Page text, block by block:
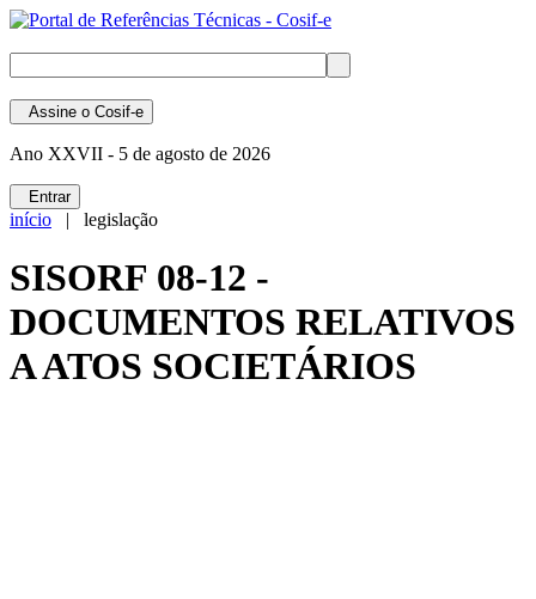
Assine o Cosif-e
Ano XXVII - 5 de agosto de 2026
Entrar
início | legislação
SISORF 08-12 -
DOCUMENTOS RELATIVOS
A ATOS SOCIETÁRIOS